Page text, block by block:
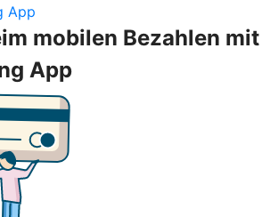
App
mobilen Bezahlen mit
App